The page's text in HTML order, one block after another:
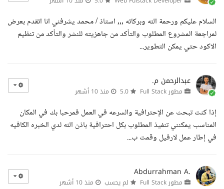
السلام عليكم ورحمة الله وبركاته ,,, استاذ / محمد يشرفني انا اتقدم بعرض
لمراجعة المشروع المطلوب والتأكد من جاهزيته للنشر والتأكد من تنظيم
الاكود حتي يمكن التطوير...
عبدالرحمن م.
مطور Full Stack منذ 10 أشهر
إذا كنت تبحث عن الإحترافية والسرعه في العمل فمرحبا بك في المكان
المناسب يمكنني تنفيذ المطلوب بكل احترافية باذن الله لدي الخبره الكافيه
في إطار عمل لارفيل وقمت ب...
Abdurrahman A.
مطور Full Stack لم يحسب منذ 10 أشهر